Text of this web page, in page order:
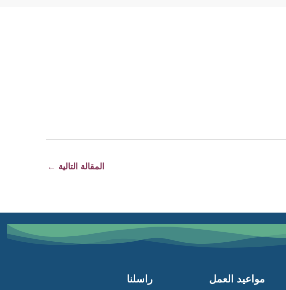
المقالة التالية ←
مواعيد العمل راسلنا